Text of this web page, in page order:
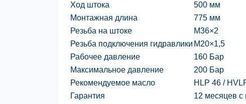
Ход штока
500 мм
Монтажная длина
775 мм
Резьба на штоке
М36×2
Резьба подключения гидравлики М20×1,5
Рабочее давление
160 Бар
Максимальное давление
200 Бар
Рекомендуемое масло
HLP 46 /
Гарантия
12 месяцев с